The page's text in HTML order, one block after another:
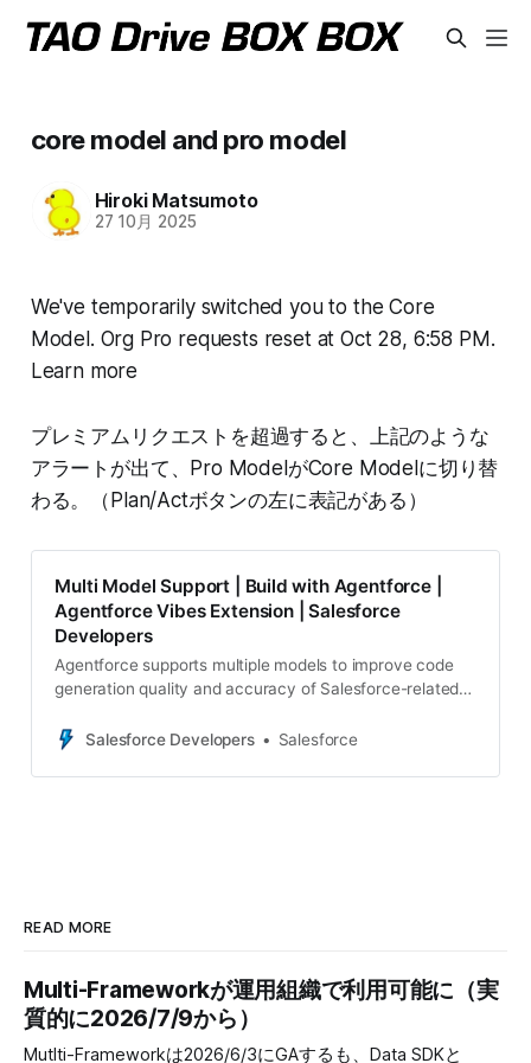
core model and pro model
Hiroki Matsumoto
27 10月 2025
We've temporarily switched you to the Core
Model. Org Pro requests reset at Oct 28, 6:58 PM.
Learn more
プレミアムリクエストを超過すると、上記のような
アラートが出て、Pro ModelがCore Modelに切り替
わる。（Plan/Actボタンの左に表記がある）
Multi Model Support | Build with Agentforce |
Agentforce Vibes Extension | Salesforce
Developers
Agentforce supports multiple models to improve code
generation quality and accuracy of Salesforce-related
Salesforce Developers
Salesforce
READ MORE
Multi-Frameworkが運用組織で利用可能に（実
質的に2026/7/9から）
Mutlti-Frameworkは2026/6/3にGAするも、Data SDKと